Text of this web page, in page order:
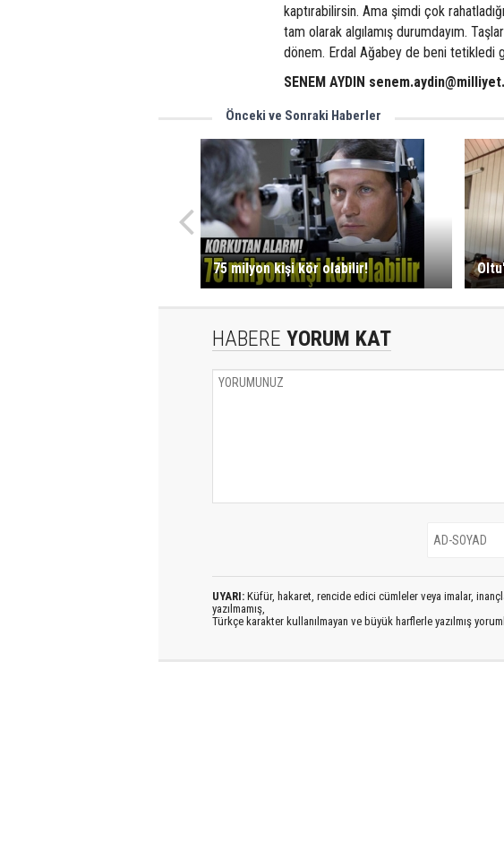
kaptırabilirsin. Ama şimdi çok
tam olarak algılamış durumdayım.
dönem. Erdal Ağabey de beni tetikledi
SENEM AYDIN
Önceki ve Sonraki Haberler
75 milyon kişi kör olabilir!
HABERE YORUM KAT
UYARI: Küfür, hakaret, rencide edici cümleler veya imalar,
yazılmamış,
Türkçe karakter kullanılmayan ve büyük harflerle yazılmış